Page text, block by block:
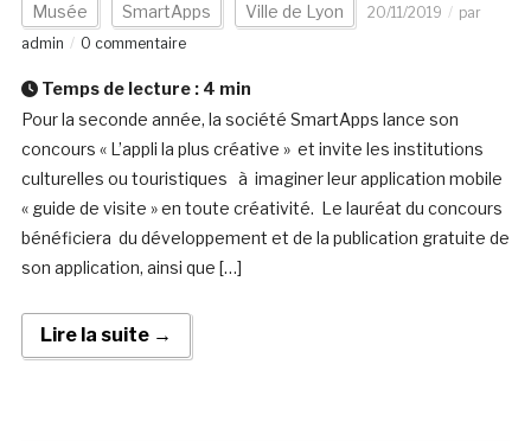
Musée SmartApps Ville de Lyon 20/11/2019
par
admin
0 commentaire
Temps de lecture : 4 min
Pour la seconde année, la société SmartApps lance son
concours « L’appli la plus créative » et invite les institutions
culturelles ou touristiques à imaginer leur application mobile
« guide de visite » en toute créativité. Le lauréat du concours
bénéficiera du développement et de la publication gratuite de
son application, ainsi que […]
Lire la suite →